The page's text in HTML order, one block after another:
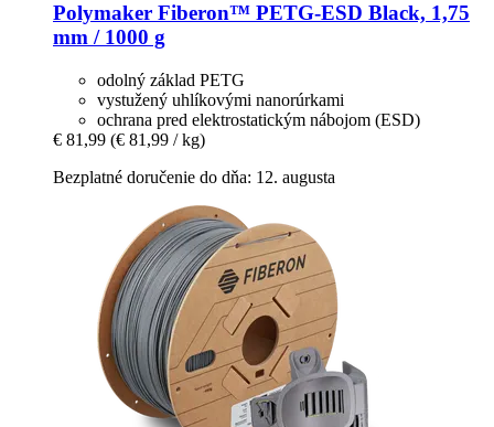
Polymaker Fiberon™ PETG-​ESD Black, 1,75
mm / 1000 g
odolný základ PETG
vystužený uhlíkovými nanorúrkami
ochrana pred elektrostatickým nábojom (ESD)
€ 81,99 (€ 81,99 / kg)
Bezplatné doručenie do dňa: 12. augusta